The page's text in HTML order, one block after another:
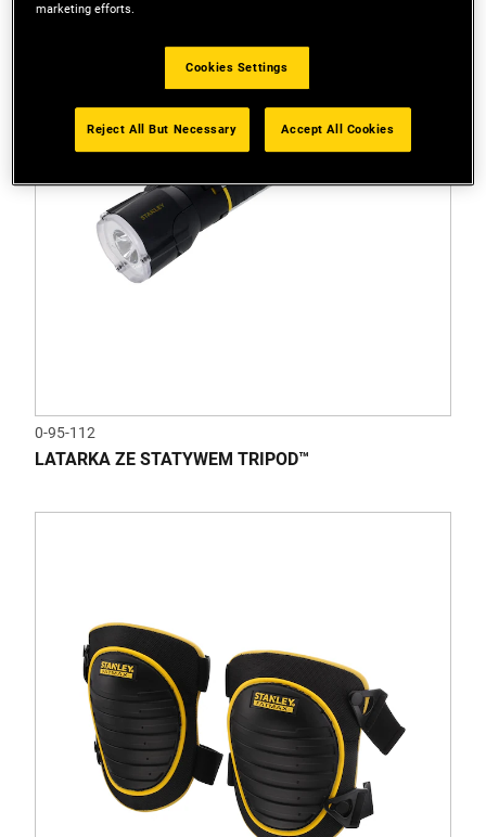
0-95-112
LATARKA ZE STATYWEM TRIPOD™
marketing efforts.
Cookies Settings
Reject All But Necessary Accept All Cookies